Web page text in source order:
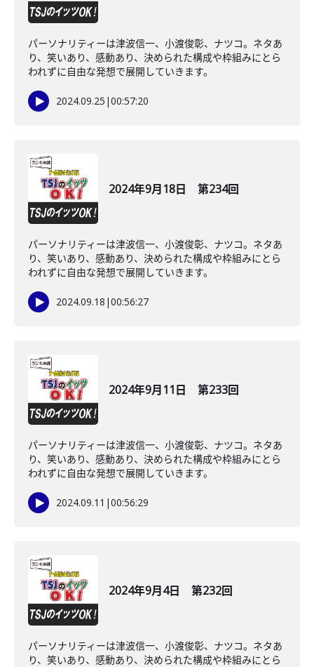
パーソナリティーは津波信一、小渡俊彰、ナツコ。ネタあ
り、笑いあり、感動あり、決められた構成や枠組みにとら
われずに自由な発想で展開していきます。
2024.09.25 |00:57:20
2024年9月18日 第234回
パーソナリティーは津波信一、小渡俊彰、ナツコ。ネタあ
り、笑いあり、感動あり、決められた構成や枠組みにとら
われずに自由な発想で展開していきます。
2024.09.18 |00:56:27
2024年9月11日 第233回
パーソナリティーは津波信一、小渡俊彰、ナツコ。ネタあ
り、笑いあり、感動あり、決められた構成や枠組みにとら
われずに自由な発想で展開していきます。
2024.09.11 |00:56:29
2024年9月4日 第232回
パーソナリティーは津波信一、小渡俊彰、ナツコ。ネタあ
り、笑いあり、感動あり、決められた構成や枠組みにとら